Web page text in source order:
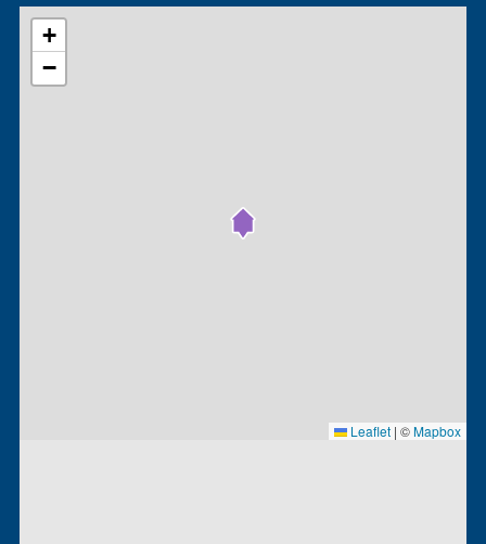
+
−
Leaflet | ©Mapbox